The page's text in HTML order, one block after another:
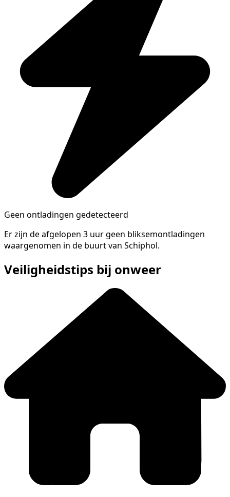
Geen ontladingen gedetecteerd
Er zijn de afgelopen 3 uur geen bliksemontladingen
waargenomen in de buurt van Schiphol.
Veiligheidstips bij onweer